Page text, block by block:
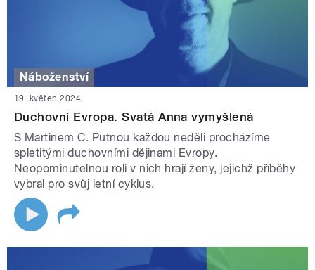
Náboženství
19. květen 2024
Duchovní Evropa. Svatá Anna vymyšlená
S Martinem C. Putnou každou neděli procházíme
spletitými duchovními dějinami Evropy.
Neopominutelnou roli v nich hrají ženy, jejichž příběhy
vybral pro svůj letní cyklus.